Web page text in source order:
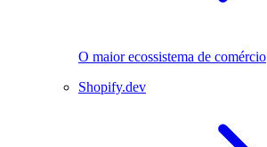
O maior ecossistema de comércio
Shopify.dev